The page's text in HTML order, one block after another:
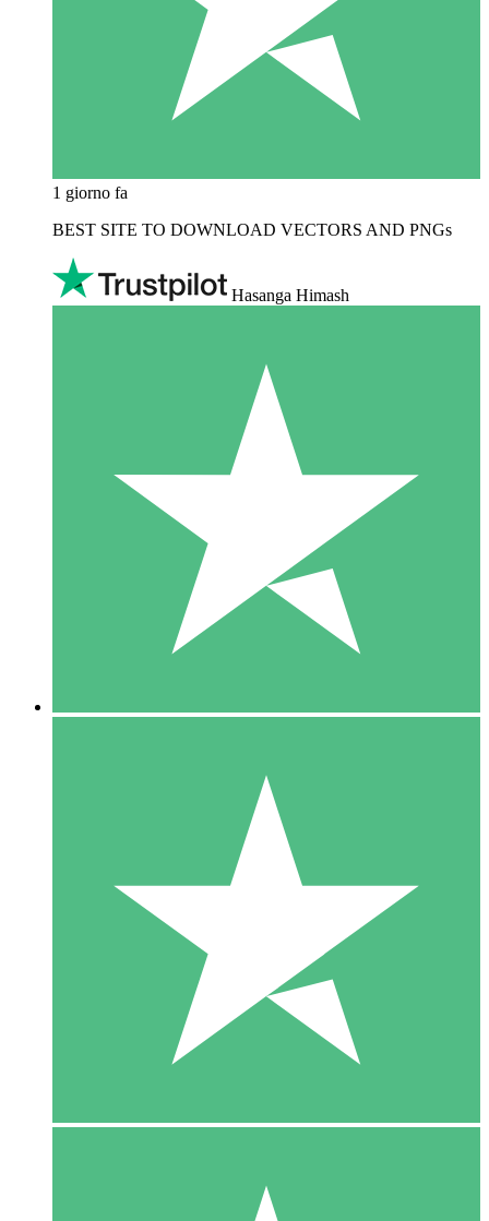
1 giorno fa
BEST SITE TO DOWNLOAD VECTORS AND PNGs
Hasanga Himash